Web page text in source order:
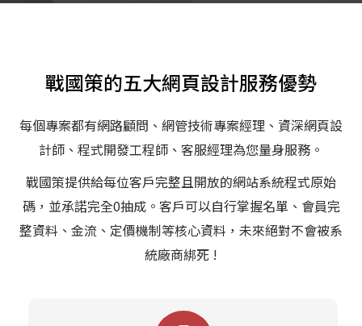
戰國策的五大網頁設計服務優勢
每個專案都有網路顧問、網管技術專案經理、資深網頁設
計師、程式開發工程師、客服經理為您量身服務。
戰國策提供給每位客戶完整且開放的網站系統程式原始
碼，並承諾完全0抽成。客戶可以自行掌握名單、會員完
整資料、金流、定價機制等核心資料，未來絕對不會被系
統廠商綁死 !